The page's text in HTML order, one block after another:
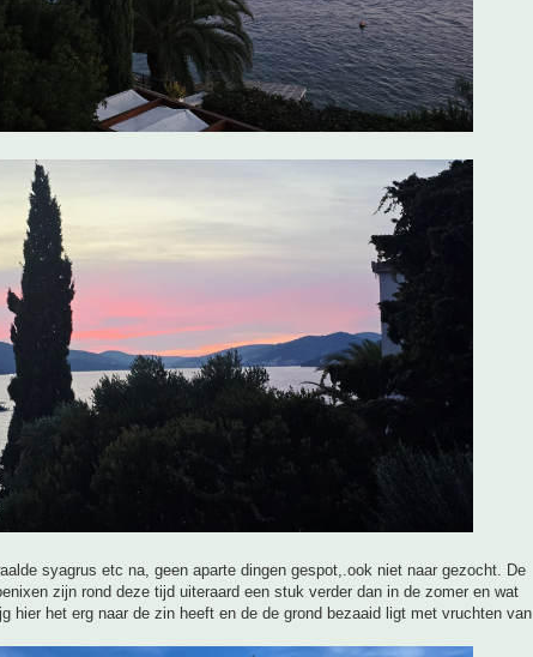
syagrus etc na, geen aparte dingen gespot,.ook niet naar gezocht. De
zijn rond deze tijd uiteraard een stuk verder dan in de zomer en wat
hier het erg naar de zin heeft en de de grond bezaaid ligt met vruchten van